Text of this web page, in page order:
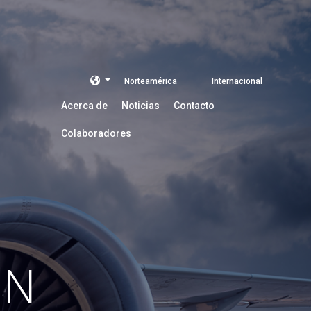
Acerca de Noticias Contacto
Colaboradores
Norteamérica Internacional